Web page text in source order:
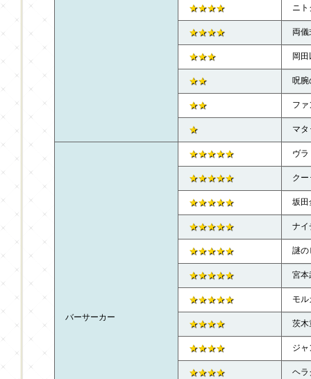
★★★★ ニト
★★★★ 両儀
★★★ 岡
★★ 呪腕
★★ ファ
★ マタ
バーサーカー
★★★★★ ヴラ
★★★★★ ク
★★★★★ 坂田
★★★★★ ナイ
★★★★★ 謎の
★★★★★ 宮本
★★★★★ モル
★★★★ 茨木
★★★★ ジ
★★★★ ヘラ